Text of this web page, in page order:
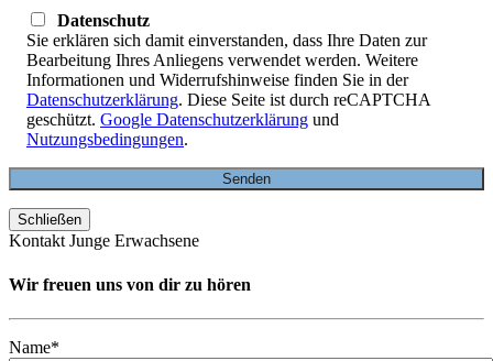
Datenschutz
Sie erklären sich damit einverstanden, dass Ihre Daten zur
Bearbeitung Ihres Anliegens verwendet werden. Weitere
Informationen und Widerrufshinweise finden Sie in der
Datenschutzerklärung. Diese Seite ist durch reCAPTCHA
geschützt. Google Datenschutzerklärung und
Nutzungsbedingungen.
Schließen
Kontakt Junge Erwachsene
Wir freuen uns von dir zu hören
Name*